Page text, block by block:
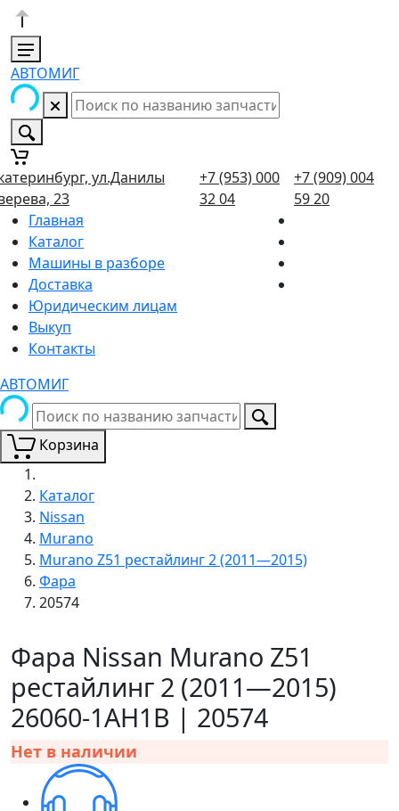
АВТОМИГ
ул.Данилы
23
+7 (953) 000
32 04
+7 (909) 004
59 20
Главная
Каталог
Машины в разборе
Доставка
Юридическим лицам
Выкуп
Контакты
АВТОМИГ
Корзина
Каталог
Nissan
Murano
Murano Z51 рестайлинг 2 (2011—2015)
Фара
20574
Фара Nissan Murano Z51
рестайлинг 2 (2011—2015)
26060-1AH1B | 20574
Нет в наличии